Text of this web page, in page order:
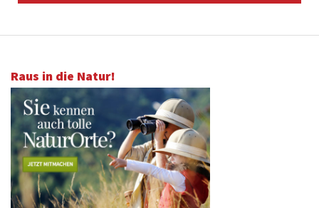
Raus in die Natur!